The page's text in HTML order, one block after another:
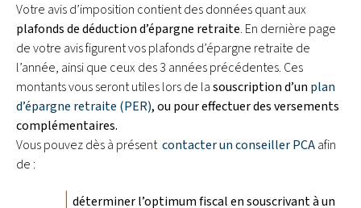
Votre avis d’imposition contient des données quant aux
plafonds de déduction d’épargne retraite. En dernière page
de votre avis figurent vos plafonds d’épargne retraite de
l’année, ainsi que ceux des 3 années précédentes. Ces
montants vous seront utiles lors de lasouscription d’un plan
d’épargne retraite (PER), ou pour effectuer des versements
complémentaires.
Vous pouvez dès à présent contacter un conseiller PCAafin
de :
déterminer l’optimum fiscal en souscrivant à un